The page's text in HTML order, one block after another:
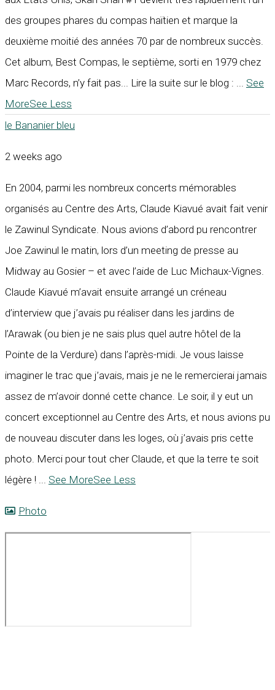
des groupes phares du compas haïtien et marque la
deuxième moitié des années 70 par de nombreux succès.
Cet album, Best Compas, le septième, sorti en 1979 chez
Marc Records, n’y fait pas... Lire la suite sur le blog : ... See
MoreSee Less
le Bananier bleu
2 weeks ago
En 2004, parmi les nombreux concerts mémorables
organisés au Centre des Arts, Claude Kiavué avait fait venir
le Zawinul Syndicate. Nous avions d’abord pu rencontrer
Joe Zawinul le matin, lors d’un meeting de presse au
Midway au Gosier – et avec l’aide de Luc Michaux-Vignes.
Claude Kiavué m’avait ensuite arrangé un créneau
d’interview que j’avais pu réaliser dans les jardins de
l’Arawak (ou bien je ne sais plus quel autre hôtel de la
Pointe de la Verdure) dans l’après-midi. Je vous laisse
imaginer le trac que j’avais, mais je ne le remercierai jamais
assez de m’avoir donné cette chance. Le soir, il y eut un
concert exceptionnel au Centre des Arts, et nous avions pu
de nouveau discuter dans les loges, où j’avais pris cette
photo. Merci pour tout cher Claude, et que la terre te soit
légère ! ... See MoreSee Less
Photo